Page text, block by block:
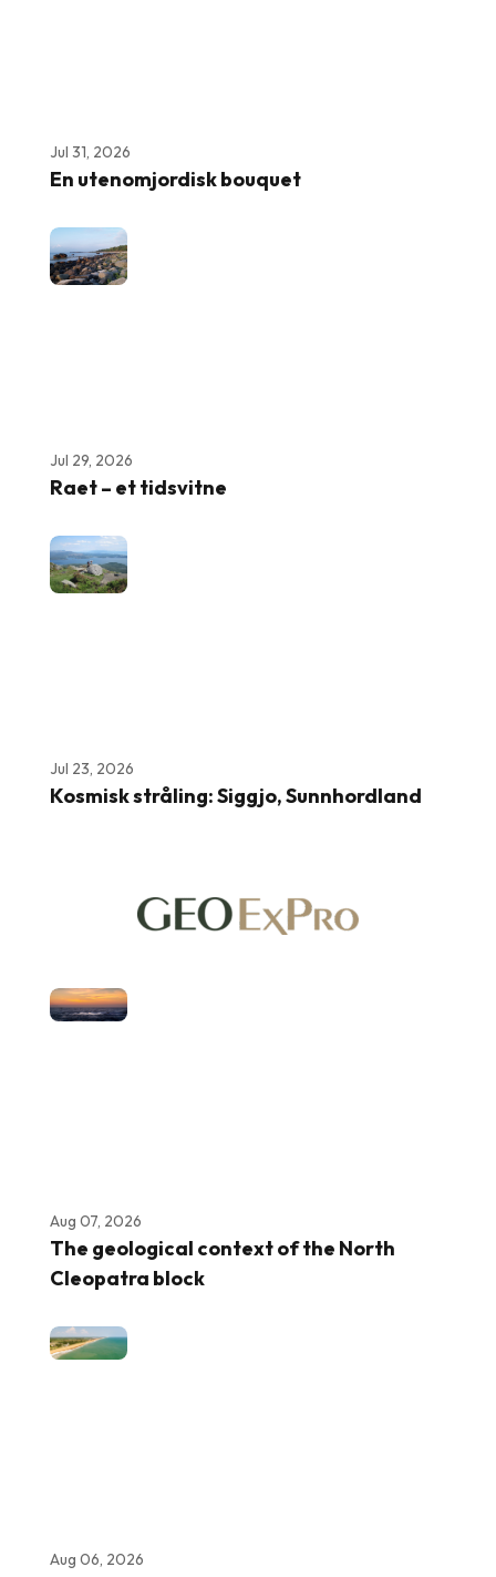
Jul 31, 2026
En utenomjordisk bouquet
Jul 29, 2026
Raet – et tidsvitne
Jul 23, 2026
Kosmisk stråling: Siggjo, Sunnhordland
Aug 07, 2026
The geological context of the North
Cleopatra block
Aug 06, 2026